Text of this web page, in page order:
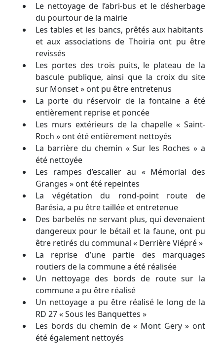
Le nettoyage de l’abri-bus et le désherbage
du pourtour de la mairie
Les tables et les bancs, prêtés aux habitants
et aux associations de Thoiria ont pu être
revissés
Les portes des trois puits, le plateau de la
bascule publique, ainsi que la croix du site
sur Monset » ont pu être entretenus
La porte du réservoir de la fontaine a été
entièrement reprise et poncée
Les murs extérieurs de la chapelle « Saint-
Roch » ont été entièrement nettoyés
La barrière du chemin « Sur les Roches » a
été nettoyée
Les rampes d’escalier au « Mémorial des
Granges » ont été repeintes
La végétation du rond-point route de
Barésia, a pu être taillée et entretenue
Des barbelés ne servant plus, qui devenaient
dangereux pour le bétail et la faune, ont pu
être retirés du communal « Derrière Viépré »
La reprise d’une partie des marquages
routiers de la commune a été réalisée
Un nettoyage des bords de route sur la
commune a pu être réalisé
Un nettoyage a pu être réalisé le long de la
RD 27 « Sous les Banquettes »
Les bords du chemin de « Mont Gery » ont
été également nettoyés